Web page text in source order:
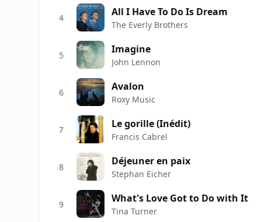
4 All I Have To Do Is Dream
The Everly Brothers
5 Imagine
John Lennon
6 Avalon
Roxy Music
7 Le gorille (Inédit)
Francis Cabrel
8 Déjeuner en paix
Stephan Eicher
9 What's Love Got to Do with It
Tina Turner